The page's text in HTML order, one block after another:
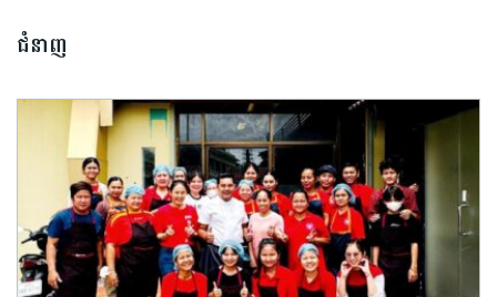
ជំនាញ